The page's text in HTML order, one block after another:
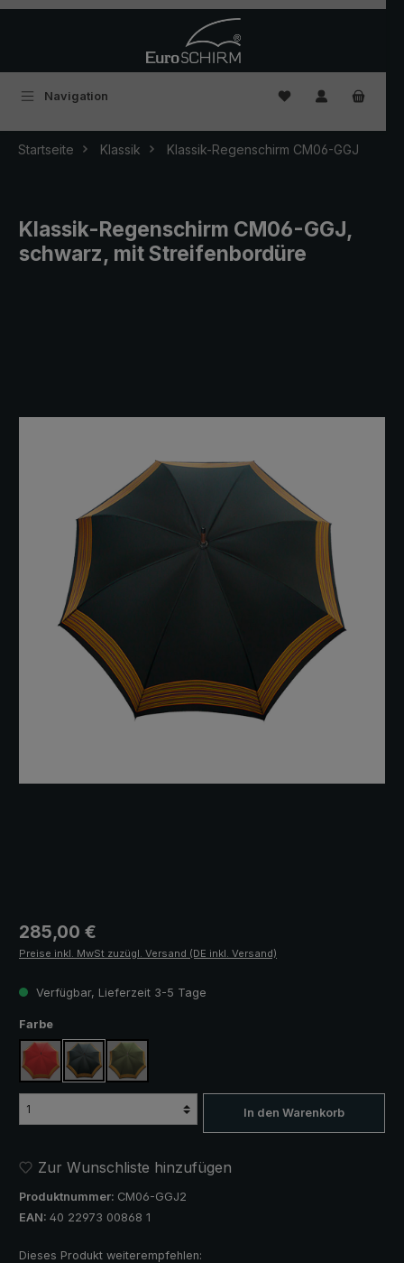
Navigation Du hast 0
Startseite Klassik Klassik-Regenschirm CM06-GGJ
Klassik-Regenschirm CM06-GGJ,
schwarz, mit Streifenbordüre
Regulärer Preis:
285,00 €
Preise inkl. MwSt zuzügl. Versand (DE inkl. Versand)
Verfügbar, Lieferzeit 3-5 Tage
Farbeauswählen
rot, mit Streifenbordüre
schwarz, mit Streifenbordüre
olivgrün, mit Streifenbordüre
In den Warenkorb
Zur Wunschliste hinzufügen
Produktnummer: CM06-GGJ2
EAN: 40 22973 00868 1
Dieses Produkt weiterempfehlen: